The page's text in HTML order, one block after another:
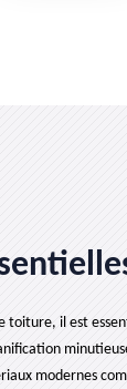
il est
modernes